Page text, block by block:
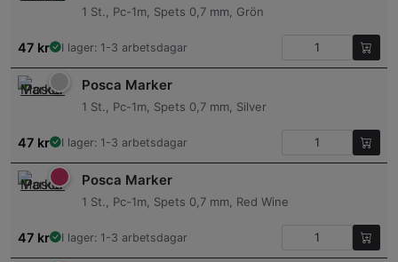
1 St., Pc-1m, Spets 0,7 mm, Grön
47 kr I lager: 1-3 arbetsdagar
Posca Marker
1 St., Pc-1m, Spets 0,7 mm, Silver
47 kr I lager: 1-3 arbetsdagar
Posca Marker
1 St., Pc-1m, Spets 0,7 mm, Red Wine
47 kr I lager: 1-3 arbetsdagar